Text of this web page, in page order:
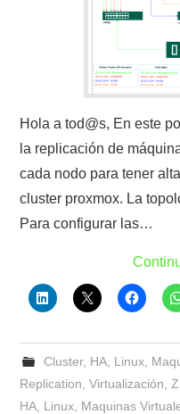
Hola a tod@s, En este
la replicación de
cada nodo para tener
cluster proxmox. La
Para configurar las…
Cluster, HA, Linux,
Replication ,Virtualización
HA Linux Maquinas